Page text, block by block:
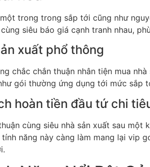
trong trong sắp tới cũng như
siêu báo giá cạnh tranh nhau,
xuất phổ thông
chắc chắn thuận nhân tiện mua
gói thường ứng dụng tới mức sắp
hoàn tiền đầu tứ chi
cùng siêu nhà sản xuất sau
năng này càng làm mang lại vip